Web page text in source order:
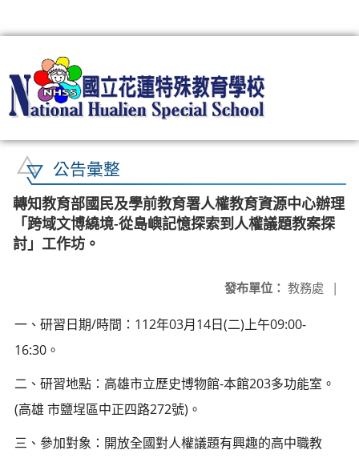
公告彙整
轉知教育部國民及學前教育署人權教育資源中心辦理
「跨域文博繞境-從島嶼記憶探索到人權議題教案探
討」工作坊。
發布單位： 教務處 |
一、研習日期/時間：112年03月14日(二)上午09:00-
16:30。
二、研習地點：高雄市立歷史博物館-本館203多功能室。
(高雄 市鹽埕區中正四路272號)。
三、參加對象：開放全國對人權議題有興趣的高中職教